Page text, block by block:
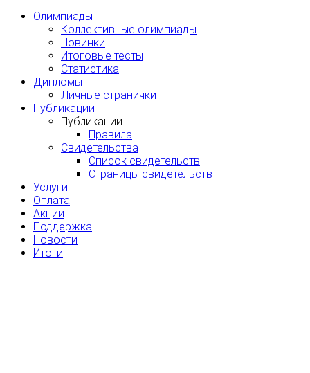
Олимпиады
Коллективные олимпиады
Новинки
Итоговые тесты
Статистика
Дипломы
Личные странички
Публикации
Публикации
Правила
Свидетельства
Список свидетельств
Страницы свидетельств
Услуги
Оплата
Акции
Поддержка
Новости
Итоги